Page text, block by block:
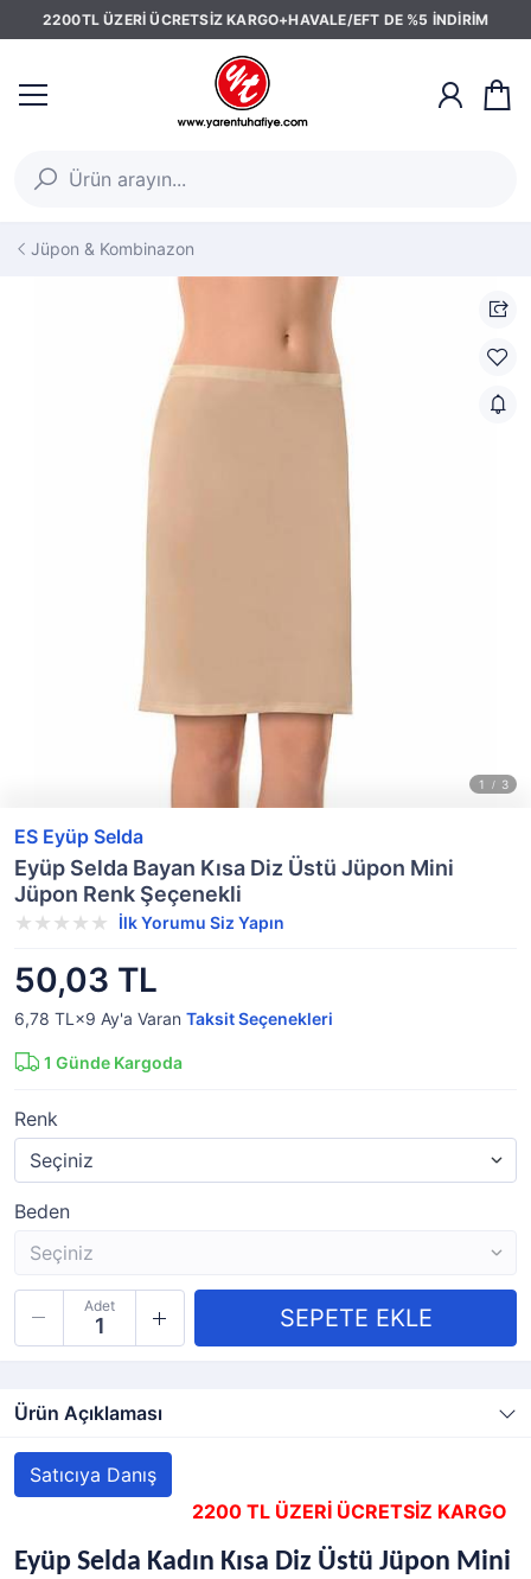
2200TL ÜZERİ ÜCRETSİZ KARGO+HAVALE/EFT DE %5 İNDİRİM
Jüpon & Kombinazon
ES Eyüp Selda
Eyüp Selda Bayan Kısa Diz Üstü Jüpon Mini
Jüpon Renk Şeçenekli
İlk Yorumu Siz Yapın
50,03 TL
6,78 TL×9 Ay'a Varan Taksit Seçenekleri
1 Günde Kargoda
Renk
Beden
Adet
Ürün Açıklaması
Satıcıya Danış
2200 TL ÜZERİ ÜCRETSİZ KARGO
Eyüp Selda Kadın Kısa Diz Üstü Jüpon Mini